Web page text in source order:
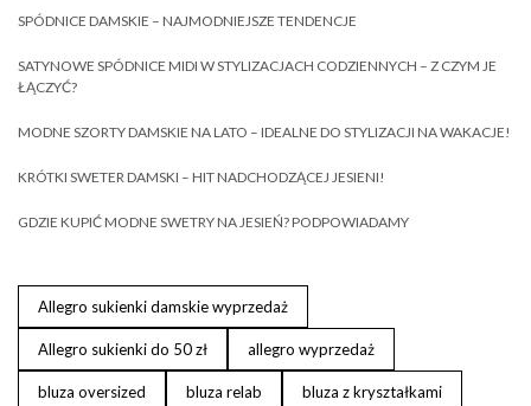
SPÓDNICE DAMSKIE – NAJMODNIEJSZE TENDENCJE
SATYNOWE SPÓDNICE MIDI W STYLIZACJACH CODZIENNYCH – Z CZYM JE
ŁĄCZYĆ?
MODNE SZORTY DAMSKIE NA LATO – IDEALNE DO STYLIZACJI NA WAKACJE!
KRÓTKI SWETER DAMSKI – HIT NADCHODZĄCEJ JESIENI!
GDZIE KUPIĆ MODNE SWETRY NA JESIEŃ? PODPOWIADAMY
Allegro sukienki damskie wyprzedaż
Allegro sukienki do 50 zł allegro wyprzedaż
bluza oversized bluza relab bluza z kryształkami